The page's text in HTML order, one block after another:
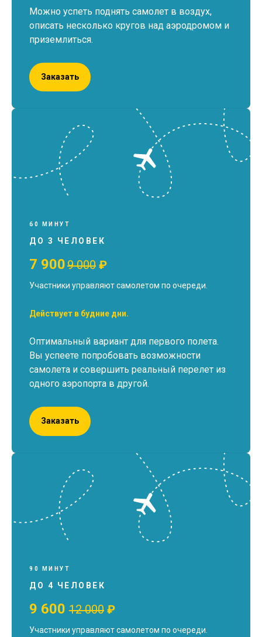
Можно успеть поднять самолет в воздух,
описать несколько кругов над аэродромом и
приземлиться.
Заказать
60 МИНУТ
ДО 3 ЧЕЛОВЕК
7 9009 000 ₽
Участники управляют самолетом по очереди.
Действует в будние дни.
Оптимальный вариант для первого полета.
Вы успеете попробовать возможности
самолета и совершить реальный перелет из
одного аэропорта в другой.
Заказать
90 МИНУТ
ДО 4 ЧЕЛОВЕК
9 600 12 000 ₽
Участники управляют самолетом по очереди.